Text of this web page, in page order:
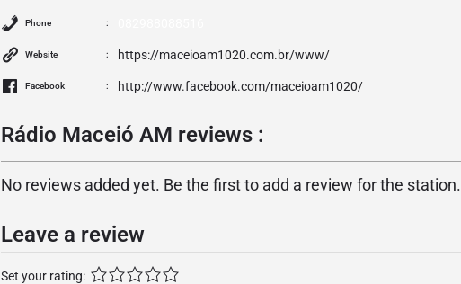
Phone
Website https://maceioam1020.com.br/www/
Facebook http://www.facebook.com/maceioam1020/
Rádio Maceió AM reviews :
No reviews added yet. Be the first to add a review for the station.
Leave a review
Set your rating: